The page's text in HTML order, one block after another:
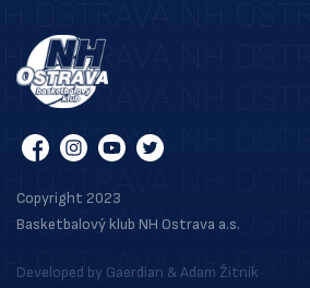
Copyright 2023
Basketbalový klub NH Ostrava a.s.
Developed by Gaerdian &Adam Žitník